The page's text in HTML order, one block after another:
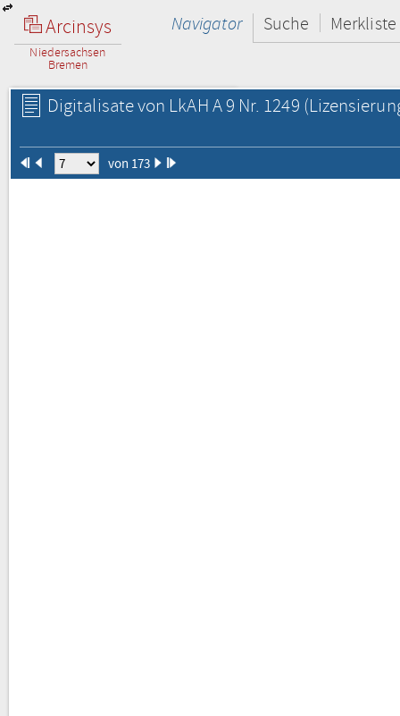
Arcinsys
Niedersachsen
Bremen
Navigator Suche Merkliste
Digitalisate von LkAH A 9 Nr. 1249
von 173